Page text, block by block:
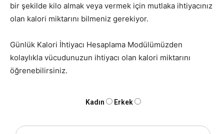
bir şekilde kilo almak veya vermek için mutlaka ihtiyacınız
olan kalori miktarını bilmeniz gerekiyor.
Günlük Kalori İhtiyacı Hesaplama Modülümüzden
kolaylıkla vücudunuzun ihtiyacı olan kalori miktarını
öğrenebilirsiniz.
Kadın Erkek